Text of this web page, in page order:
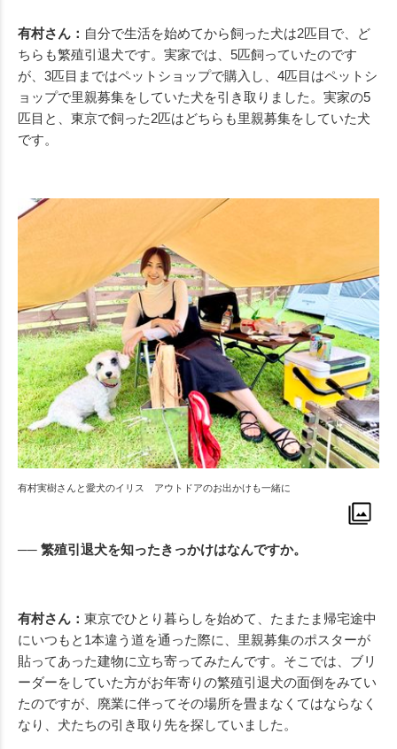
有村さん： 自分で生活を始めてから飼った犬は2匹目で、ど
ちらも繁殖引退犬です。実家では、5匹飼っていたのです
が、3匹目まではペットショップで購入し、4匹目はペットシ
ョップで里親募集をしていた犬を引き取りました。実家の5
匹目と、東京で飼った2匹はどちらも里親募集をしていた犬
です。
有村実樹さんと愛犬のイリス アウトドアのお出かけも一緒に
── 繁殖引退犬を知ったきっかけはなんですか。
有村さん： 東京でひとり暮らしを始めて、たまたま帰宅途中
にいつもと1本違う道を通った際に、里親募集のポスターが
貼ってあった建物に立ち寄ってみたんです。そこでは、ブリ
ーダーをしていた方がお年寄りの繁殖引退犬の面倒をみてい
たのですが、廃業に伴ってその場所を畳まなくてはならなく
なり、犬たちの引き取り先を探していました。